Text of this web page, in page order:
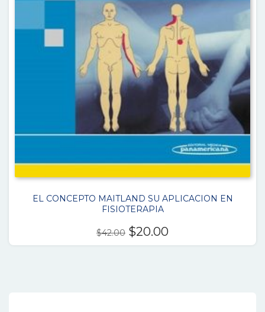
EL CONCEPTO MAITLAND SU APLICACION EN
FISIOTERAPIA
$42.00 El
precio
$20.00
precio